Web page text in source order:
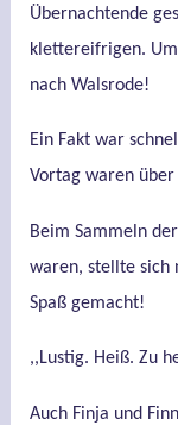
Übernachtende
klettereifrigen.
nach Walsrode!
Ein Fakt war
Vortag waren über
Beim Sammeln
waren, stellte sich
Spaß gemacht!
,,Lustig. Heiß. Zu
Auch Finja und